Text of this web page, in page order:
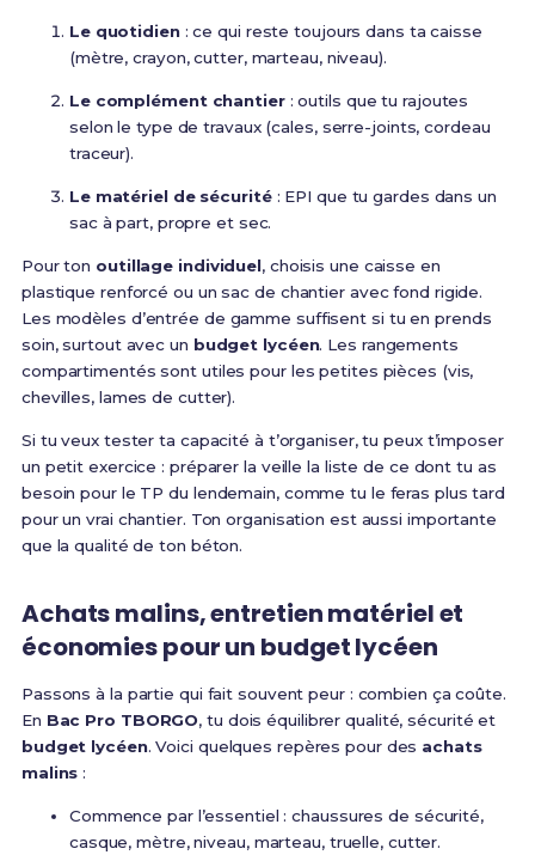
Le quotidien: ce qui reste toujours dans ta caisse
(mètre, crayon, cutter, marteau, niveau).
Le complément chantier: outils que tu rajoutes
selon le type de travaux (cales, serre-joints, cordeau
traceur).
Le matériel de sécurité: EPI que tu gardes dans un
sac à part, propre et sec.
Pour ton outillage individuel, choisis une caisse en
plastique renforcé ou un sac de chantier avec fond rigide.
Les modèles d’entrée de gamme suffisent si tu en prends
soin, surtout avec un budget lycéen. Les rangements
compartimentés sont utiles pour les petites pièces (vis,
chevilles, lames de cutter).
Si tu veux tester ta capacité à t’organiser, tu peux t’imposer
un petit exercice : préparer la veille la liste de ce dont tu as
besoin pour le TP du lendemain, comme tu le feras plus tard
pour un vrai chantier. Ton organisation est aussi importante
que la qualité de ton béton.
Achats malins, entretien matériel et
économies pour un budget lycéen
Passons à la partie qui fait souvent peur : combien ça coûte.
En Bac Pro TBORGO, tu dois équilibrer qualité, sécurité et
budget lycéen. Voici quelques repères pour des achats
malins :
Commence par l’essentiel : chaussures de sécurité,
casque, mètre, niveau, marteau, truelle, cutter.